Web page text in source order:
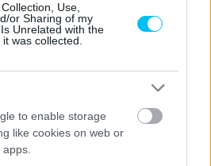
Use,
or Sharing of my
Unrelated with the
was collected.
to enable storage
like cookies on web or
a Ducatit, korábban túlságosan
gondoltam.”
Indonéz Nagydíj